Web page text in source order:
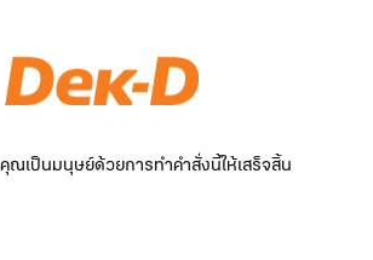
ณเป็นมนุษย์ด้วยการทำคำสั่งนี้ให้เสร็จสิ้น